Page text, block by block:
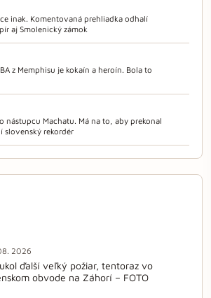
inak. Komentovaná prehliadka odhalí
aj Smolenický zámok
z Memphisu je kokaín a heroín. Bola to
nástupcu Machatu. Má na to, aby prekonal
slovenský rekordér
2026
ďalší veľký požiar, tentoraz vo
obvode na Záhorí – FOTO